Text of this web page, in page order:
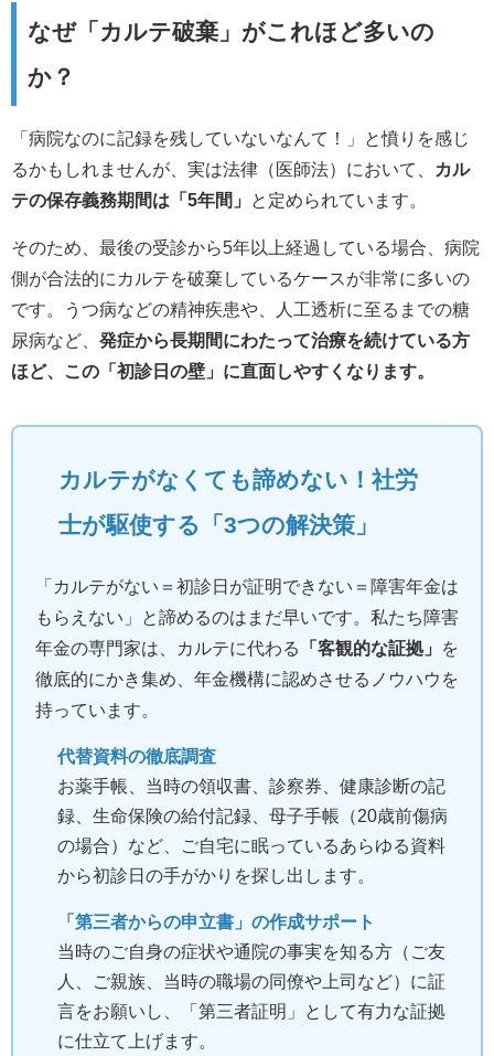
なぜ「カルテ破棄」がこれほど多いの
か？
「病院なのに記録を残していないなんて！」と憤りを感じ
るかもしれませんが、実は法律（医師法）において、
カル
テの保存義務期間は「5年間」
と定められています。
そのため、最後の受診から5年以上経過している場合、病院
側が合法的にカルテを破棄しているケースが非常に多いの
です。うつ病などの精神疾患や、人工透析に至るまでの糖
尿病など、 発症から長期間にわたって治療を続けている方
ほど、この「初診日の壁」に直面しやすくなります。
カルテがなくても諦めない！社労
士が駆使する「3つの解決策」
「カルテがない＝初診日が証明できない＝障害年金は
もらえない」と諦めるのはまだ早いです。私たち障害
年金の専門家は、カルテに代わる
「客観的な証拠」
を
徹底的にかき集め、年金機構に認めさせるノウハウを
持っています。
代替資料の徹底調査
お薬手帳、当時の領収書、診察券、健康診断の記
録、生命保険の給付記録、母子手帳（20歳前傷病
の場合）など、ご自宅に眠っているあらゆる資料
から初診日の手がかりを探し出します。
「第三者からの申立書」の作成サポート
当時のご自身の症状や通院の事実を知る方（ご友
人、ご親族、当時の職場の同僚や上司など）に証
言をお願いし、「第三者証明」として有力な証拠
に仕立て上げます。